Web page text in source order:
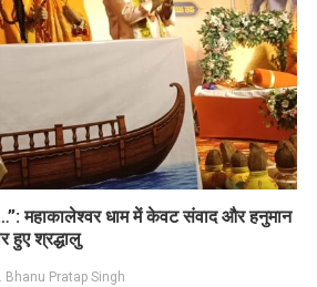
महाकालेश्वर धाम में केवट संवाद और हनुमान
हुए श्रद्धालु
Bhanu Pratap Singh